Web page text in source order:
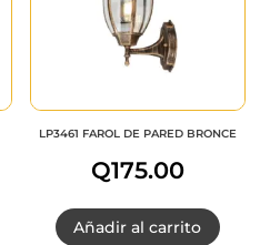
LP3461 FAROL DE PARED BRONCE
Q175.00
Añadir al carrito